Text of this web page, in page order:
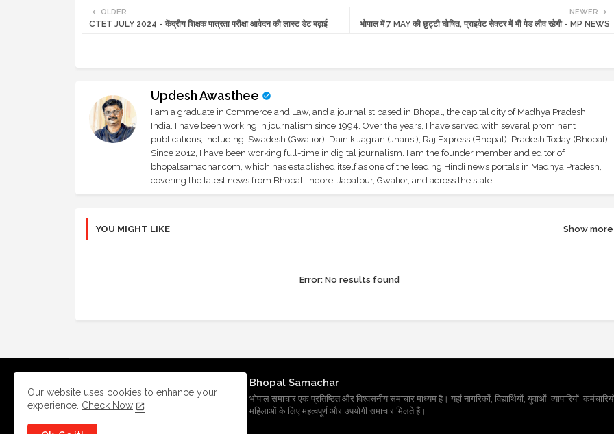
NEWER
भोपाल में 7 MAY की छुट्टी घोषित, प्राइवेट सेक्टर में भी पेड लीव रहेगी - MP NEWS
OLDER
CTET JULY 2024 - केंद्रीय शिक्षक पात्रता परीक्षा आवेदन की लास्ट डेट बढ़ाई
Updesh Awasthee
I am a graduate in Commerce and Law, and a journalist based in Bhopal, the capital city of Madhya Pradesh,
India. I have been working in journalism since 1994. Over the years, I have served with several prominent
publications, including: Swadesh (Gwalior), Dainik Jagran (Jhansi), Raj Express (Bhopal), Pradesh Today (Bhopal);
Since 2012, I have been working full-time in digital journalism. I am the founder member and editor of
bhopalsamachar.com, which has established itself as one of the leading Hindi news portals in Madhya Pradesh,
covering the latest news from Bhopal, Indore, Jabalpur, Gwalior, and across the state.
YOU MIGHT LIKE Show more
Error:No results found
Bhopal Samachar
भोपाल समाचार एक प्रतिष्ठित और विश्वसनीय समाचार माध्यम है। यहां नागरिकों, विद्यार्थियों, युवाओं, व्यापारियों,
महिलाओं के लिए महत्वपूर्ण और उपयोगी समाचार मिलते हैं।
Our website uses cookies to enhance your
experience. Check Now